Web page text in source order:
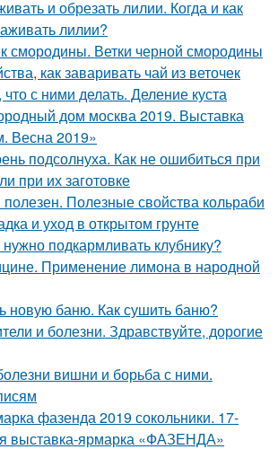
и обрезать лилии. Когда и как
лилии?
смородины. Ветки черной смородины
как заваривать чай из веточек
с ними делать. Деление куста
дом москва 2019. Выставка
Весна 2019»
подсолнуха. Как не ошибиться при
при их заготовке
Полезные свойства кольраби
и уход в открытом грунте
подкармливать клубнику?
Применение лимона в народной
новую баню. Как сушить баню?
и болезни. Здравствуйте, дорогие
вишни и борьба с ними.
фазенда 2019 сокольники. 17-
выставка-ярмарка «ФАЗЕНДА»